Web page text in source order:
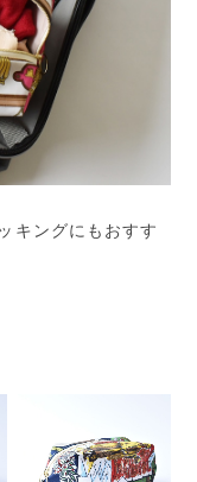
キングにもおすす